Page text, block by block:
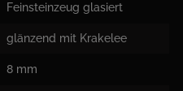
Feinsteinzeug glasiert
glänzend mit Krakelee
8 mm